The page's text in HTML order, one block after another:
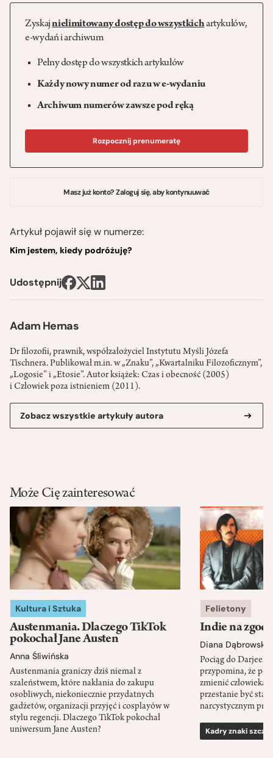
Adam Hernas
Dr filozofii, prawnik, współzałożyciel Instytutu Myśli Józefa
Tischnera. Publikował m.in. w „Znaku”, „Kwartalniku Filozoficznym”,
„Logosie” i „Etosie”. Autor książek: Czas i obecność (2005)
i Człowiek poza istnieniem (2011).
Zobacz wszystkie artykuły autora
Zyskajnielimitowany dostęp do wszystkichartykułów,
e-wydań i archiwum
Pełny dostęp do wszystkich artykułów
Każdy nowy numer od razu w e-wydaniu
Archiwum numerów zawsze pod ręką
Rozpocznij prenumeratę
Masz już konto? Zaloguj się, aby kontynuuwać
Artykuł pojawił się w numerze:
Kim jestem, kiedy podróżuję?
Udostępnij
Może Cię zainteresować
Kultura i Sztuka
Austenmania. Dlaczego TikTok
pokochał Jane Austen
Anna Śliwińska
Austenmania graniczy dziś niemal z
szaleństwem, które nakłania do zakupu
osobliwych, niekoniecznie przydatnych
gadżetów, organizacji przyjęć i cosplayów w
stylu regencji. Dlaczego TikTok pokochał
uniwersum Jane Austen?
Felietony
Indie na
Diana Dąbrowska
Pociąg do
przypomina, że
zmienić człowieka
przestanie być
narcystycznym
Kadry znaki